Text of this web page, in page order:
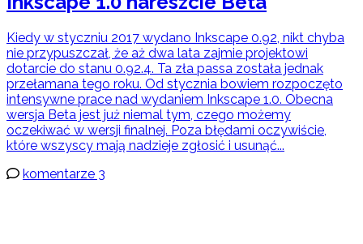
Kiedy w styczniu 2017 wydano Inkscape 0.92, nikt chyba
nie przypuszczał, że aż dwa lata zajmie projektowi
dotarcie do stanu 0.92.4. Ta zła passa została jednak
przełamana tego roku. Od stycznia bowiem rozpoczęto
intensywne prace nad wydaniem Inkscape 1.0. Obecna
wersja Beta jest już niemal tym, czego możemy
oczekiwać w wersji finalnej. Poza błędami oczywiście,
które wszyscy mają nadzieje zgłosić i usunąć...
komentarze 3